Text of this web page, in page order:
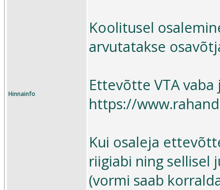
Hinnainfo
Koolitusel
arvutatakse
Ettevõtte VTA
https://
Kui osaleja
riigiabi ning
(vormi saab